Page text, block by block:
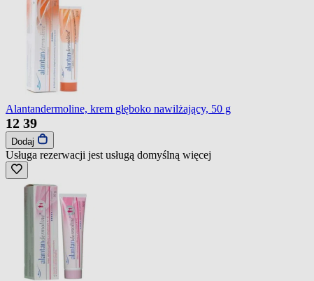
Alantandermoline, krem głęboko nawilżający, 50 g
12 39
Dodaj
Usługa rezerwacji jest usługą domyślną więcej